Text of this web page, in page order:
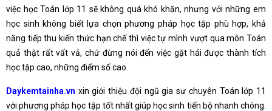
việc học Toán lớp 11 sẽ không quá khó khăn, nhưng với những em
học sinh không biết lựa chọn phương pháp học tập phù hợp, khả
năng tiếp thu kiến thức hạn chế thì việc tự mình vượt qua môn Toán
quả thật rất vất vả, chứ đừng nói đến việc gặt hái được thành tích
học tập cao, những điểm số cao.
Daykemtainha.vn xin giới thiệu đội ngũ gia sư chuyên Toán lớp 11
với phương pháp học tập tốt nhất giúp học sinh tiến bộ nhanh chóng.